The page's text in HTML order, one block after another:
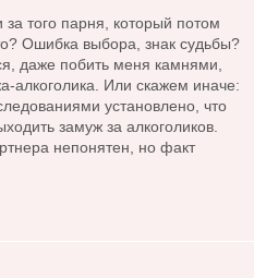
того парня, который потом
Ошибка выбора, знак судьбы?
даже побить меня камнями,
алкоголика. Или скажем иначе:
установлено, что
замуж за алкоголиков.
непонятен, но факт